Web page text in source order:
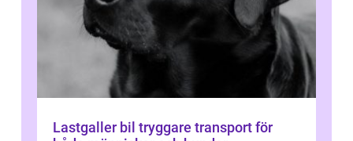
Lastgaller bil tryggare transport för